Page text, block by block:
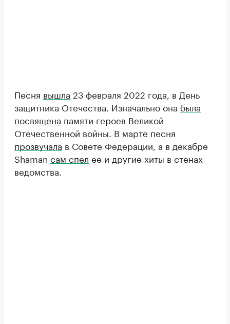
Песня вышла 23 февраля 2022 года, в День
защитника Отечества. Изначально она была
посвящена памяти героев Великой
Отечественной войны. В марте песня
прозвучала в Совете Федерации, а в декабре
Shaman сам спел ее и другие хиты в стенах
ведомства.